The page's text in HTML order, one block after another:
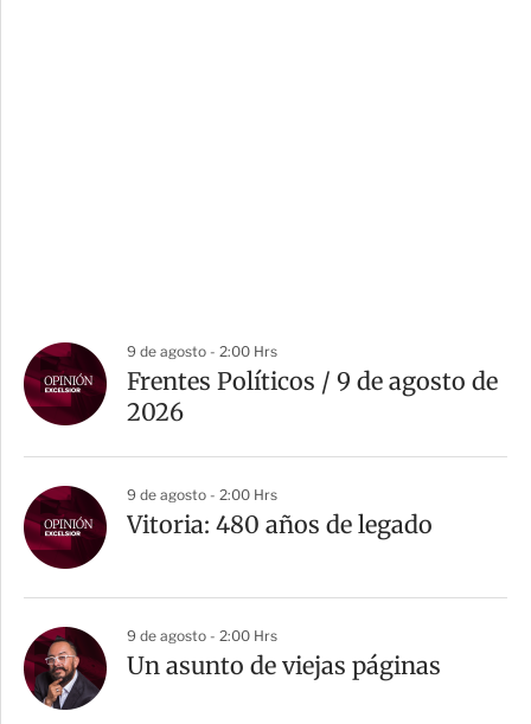
9 de agosto - 2:00 Hrs
Frentes Políticos / 9 de agosto de
2026
9 de agosto - 2:00 Hrs
Vitoria: 480 años de legado
9 de agosto - 2:00 Hrs
Un asunto de viejas páginas